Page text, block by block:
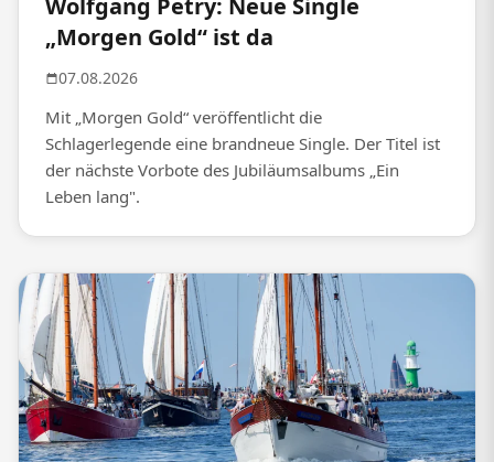
Wolfgang Petry: Neue Single
„Morgen Gold“ ist da
07.08.2026
Mit „Morgen Gold“ veröffentlicht die
Schlagerlegende eine brandneue Single. Der Titel ist
der nächste Vorbote des Jubiläumsalbums „Ein
Leben lang".